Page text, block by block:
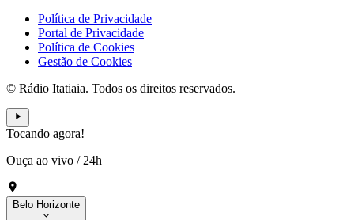
Política de Privacidade
Portal de Privacidade
Política de Cookies
Gestão de Cookies
© Rádio Itatiaia. Todos os direitos reservados.
Tocando agora!
Ouça ao vivo / 24h
Belo Horizonte